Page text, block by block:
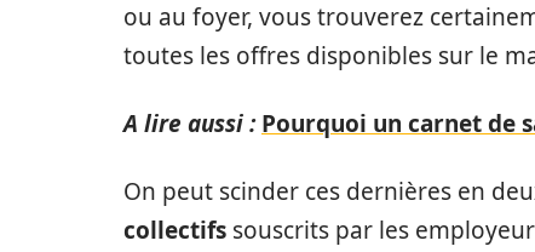
ou au foyer, vous trouverez
toutes les offres disponibles sur le
A lire aussi : Pourquoi un carnet de
On peut scinder ces dernières en
collectifs souscrits par les